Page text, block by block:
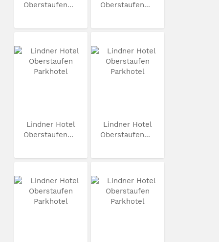
Oberstaufen...
Oberstaufen...
Lindner Hotel
Oberstaufen...
Lindner Hotel
Oberstaufen...